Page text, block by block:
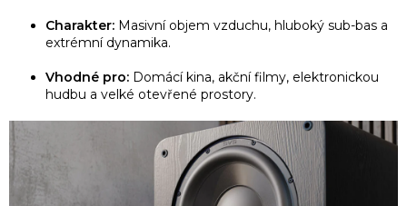
Charakter: Masivní objem vzduchu, hluboký sub-bas a
extrémní dynamika.
Vhodné pro: Domácí kina, akční filmy, elektronickou
hudbu a velké otevřené prostory.